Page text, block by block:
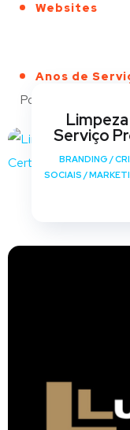
Websites
Anos de
Portfólio
Serviço
BRANDING /
SOCIAIS /